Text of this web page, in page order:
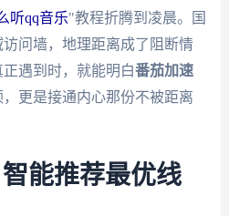
听qq音乐"教程折腾到凌晨。国
问墙，地理距离成了阻断情
遇到时，就能明白番茄加速
更是接通内心那份不被距离
能推荐最优线